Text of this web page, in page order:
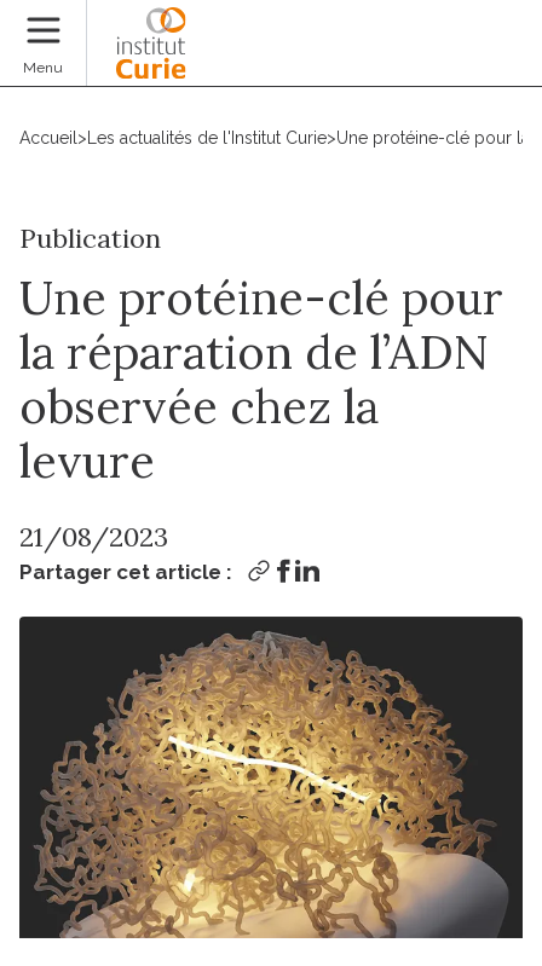
Menu
Accueil > Les actualités de l'Institut Curie>Une protéine-clé pour la
Publication
Une protéine-clé pour
la réparation de l’ADN
observée chez la
levure
21/08/2023
Partager cet article :